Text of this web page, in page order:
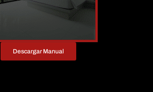
Descargar Manual